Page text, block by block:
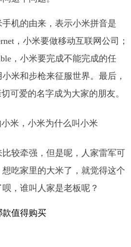
机的由来，表示小米拼音是
，小米要做移动互联网公司；
，小米要完成不能完成的任
米和步枪来征服世界。最后，
可爱的名字成为大家的朋友。
较牵强，但是呢，人家雷军可
吃家里的大米了，就觉得这个
，谁叫人家是老板呢？
值得购买